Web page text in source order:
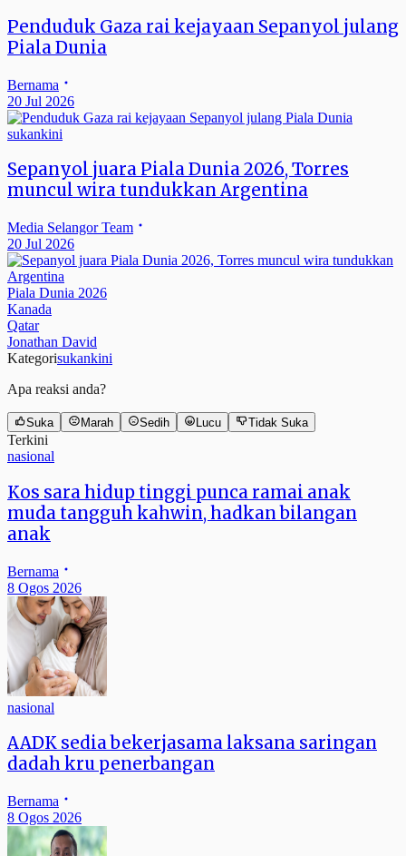
Penduduk Gaza rai kejayaan Sepanyol julang
Piala Dunia
Bernama
20 Jul 2026
sukankini
Sepanyol juara Piala Dunia 2026, Torres
muncul wira tundukkan Argentina
Media Selangor Team
20 Jul 2026
Piala Dunia 2026
Kanada
Qatar
Jonathan David
Kategorisukankini
Apa reaksi anda?
Suka Marah Sedih Lucu Tidak Suka
Terkini
nasional
Kos sara hidup tinggi punca ramai anak
muda tangguh kahwin, hadkan bilangan
anak
Bernama
8 Ogos 2026
nasional
AADK sedia bekerjasama laksana saringan
dadah kru penerbangan
Bernama
8 Ogos 2026